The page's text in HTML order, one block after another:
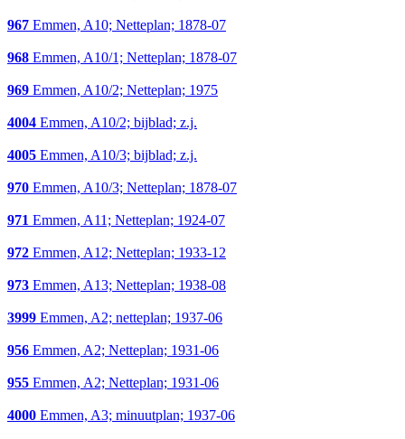
967 Emmen, A10; Netteplan; 1878-07
968 Emmen, A10/1; Netteplan; 1878-07
969 Emmen, A10/2; Netteplan; 1975
4004 Emmen, A10/2; bijblad; z.j.
4005 Emmen, A10/3; bijblad; z.j.
970 Emmen, A10/3; Netteplan; 1878-07
971 Emmen, A11; Netteplan; 1924-07
972 Emmen, A12; Netteplan; 1933-12
973 Emmen, A13; Netteplan; 1938-08
3999 Emmen, A2; netteplan; 1937-06
956 Emmen, A2; Netteplan; 1931-06
955 Emmen, A2; Netteplan; 1931-06
4000 Emmen, A3; minuutplan; 1937-06